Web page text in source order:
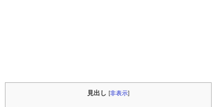
見出し [非表示]